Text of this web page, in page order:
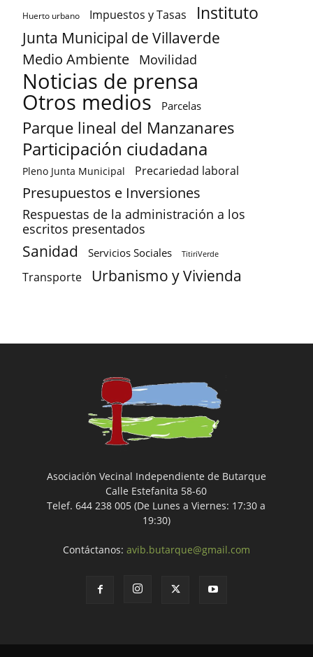
Huerto urbano Impuestos y Tasas Instituto
Junta Municipal de Villaverde
Medio Ambiente Movilidad
Noticias de prensa
Otros medios Parcelas
Parque lineal del Manzanares
Participación ciudadana
Pleno Junta Municipal Precariedad laboral
Presupuestos e Inversiones
Respuestas de la administración a los
escritos presentados
Sanidad Servicios Sociales TitiriVerde
Transporte Urbanismo y Vivienda
Asociación Vecinal Independiente de Butarque
Calle Estefanita 58-60
Telef. 644 238 005 (De Lunes a Viernes: 17:30 a
19:30)
Contáctanos: avib.butarque@gmail.com